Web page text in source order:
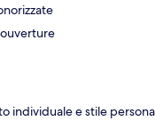
individuale e stile